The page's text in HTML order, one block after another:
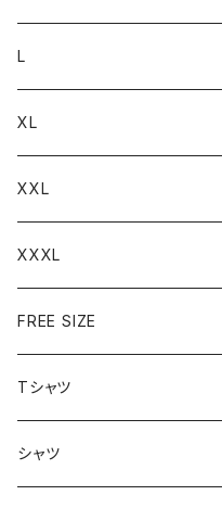
L
XL
XXL
XXXL
FREE SIZE
Tシャツ
半袖
シャツ